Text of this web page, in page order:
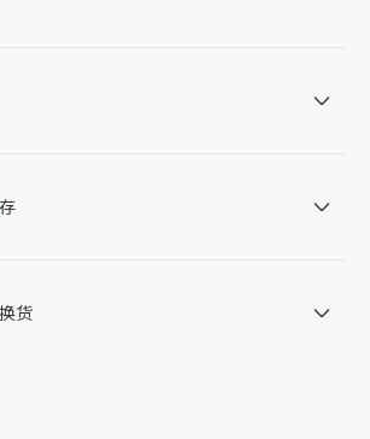
金属 Dior 标志
实际外观不一致，以产品实物为准。如有相
货